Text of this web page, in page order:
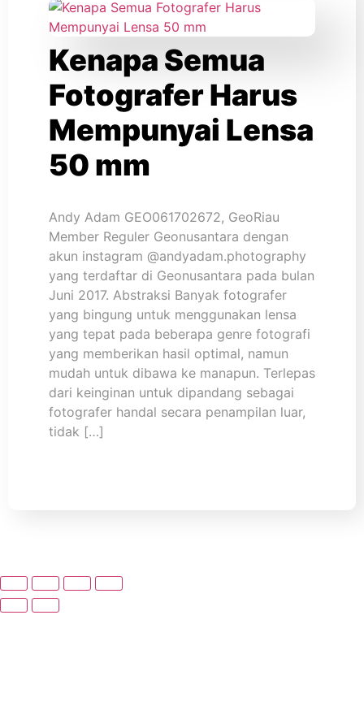
Kenapa Semua
Fotografer Harus
Mempunyai Lensa
50 mm
Andy Adam GEO061702672, GeoRiau
Member Reguler Geonusantara dengan
akun instagram @andyadam.photography
yang terdaftar di Geonusantara pada bulan
Juni 2017. Abstraksi Banyak fotografer
yang bingung untuk menggunakan lensa
yang tepat pada beberapa genre fotografi
yang memberikan hasil optimal, namun
mudah untuk dibawa ke manapun. Terlepas
dari keinginan untuk dipandang sebagai
fotografer handal secara penampilan luar,
tidak […]